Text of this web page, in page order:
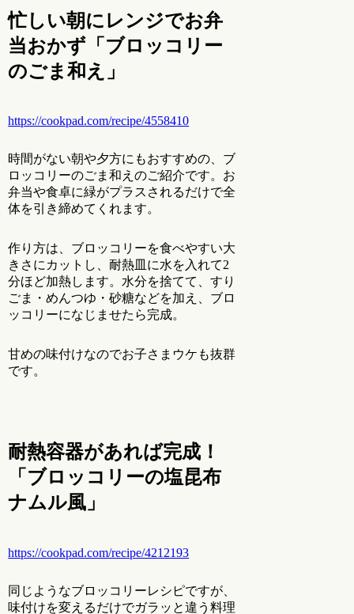
忙しい朝にレンジでお弁
当おかず「ブロッコリー
のごま和え」
https://cookpad.com/recipe/4558410
時間がない朝や夕方にもおすすめの、ブ
ロッコリーのごま和えのご紹介です。お
弁当や食卓に緑がプラスされるだけで全
体を引き締めてくれます。
作り方は、ブロッコリーを食べやすい大
きさにカットし、耐熱皿に水を入れて2
分ほど加熱します。水分を捨てて、すり
ごま・めんつゆ・砂糖などを加え、ブロ
ッコリーになじませたら完成。
甘めの味付けなのでお子さまウケも抜群
です。
耐熱容器があれば完成！
「ブロッコリーの塩昆布
ナムル風」
https://cookpad.com/recipe/4212193
同じようなブロッコリーレシピですが、
味付けを変えるだけでガラッと違う料理